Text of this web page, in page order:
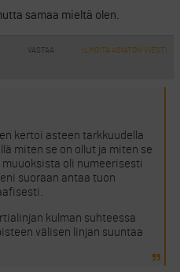
samaa mieltä olen.
VASTAA ILMOITA ASIATON VIESTI
kertoi asteen tarkkuudella
miten se on ollut ja miten se
oli numeerisesti
suoraan antaa tuon
kulman suhteessa
välisen linjan suuntaa